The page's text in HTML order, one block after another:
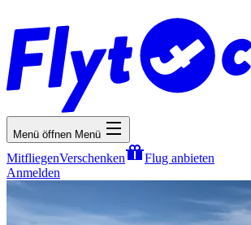
Menü öffnen Menü
MitfliegenVerschenken
Flug anbieten
Anmelden